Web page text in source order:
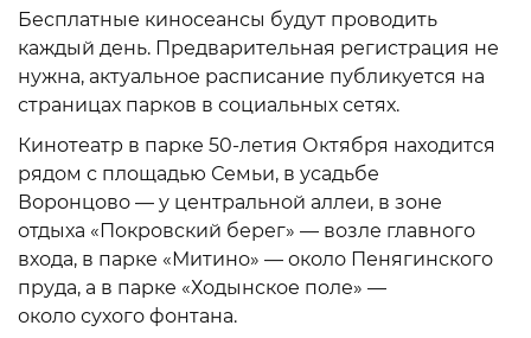
Бесплатные киносеансы будут проводить
каждый день. Предварительная регистрация не
нужна, актуальное расписание публикуется на
страницах парков в социальных сетях.
Кинотеатр в парке 50-летия Октября находится
рядом с площадью Семьи, в усадьбе
Воронцово — у центральной аллеи, в зоне
отдыха «Покровский берег» — возле главного
входа, в парке «Митино» — около Пенягинского
пруда, а в парке «Ходынское поле» —
около сухого фонтана.